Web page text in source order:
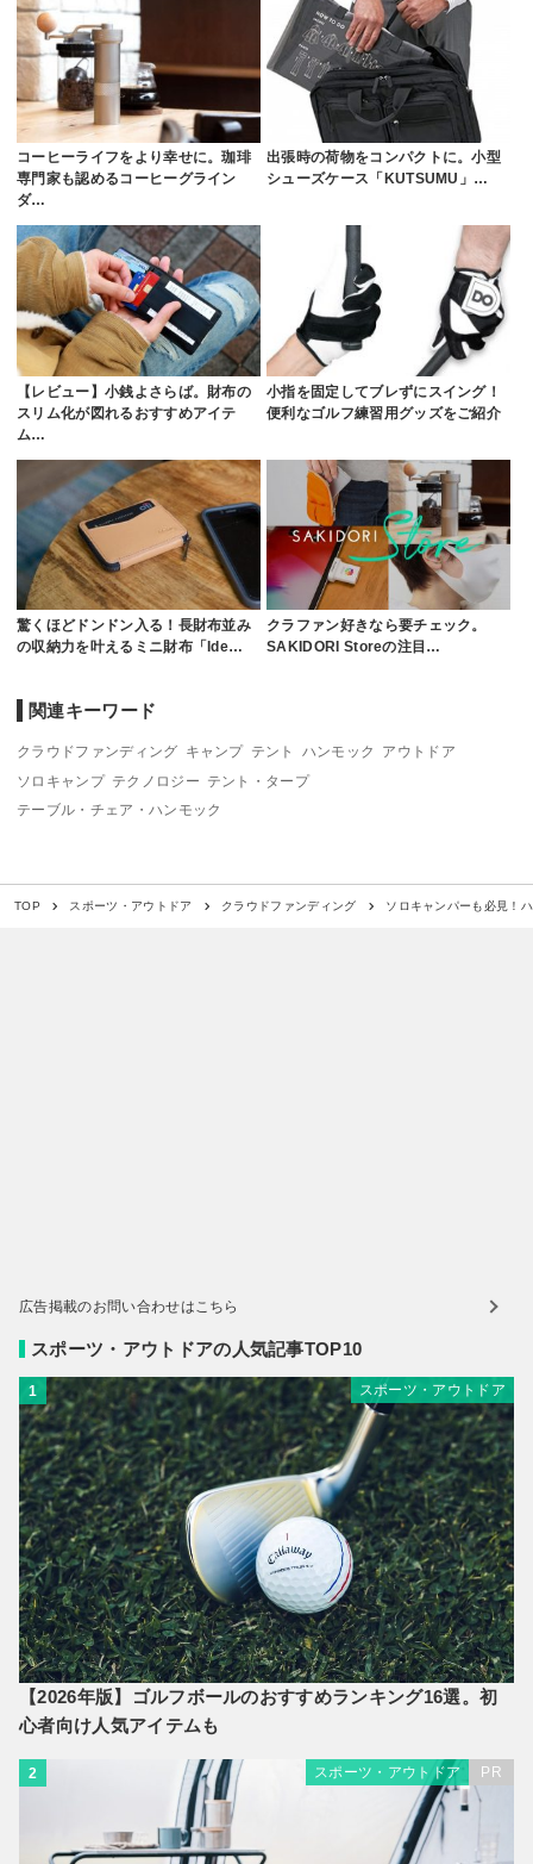
コーヒーライフをより幸せに。珈琲
専門家も認めるコーヒーグライン
ダ…
出張時の荷物をコンパクトに。小型
シューズケース「KUTSUMU」…
【レビュー】小銭よさらば。財布の
スリム化が図れるおすすめアイテ
ム…
小指を固定してブレずにスイング！
便利なゴルフ練習用グッズをご紹介
驚くほどドンドン入る！長財布並み
の収納力を叶えるミニ財布「Ide…
クラファン好きなら要チェック。
SAKIDORI Storeの注目…
関連キーワード
クラウドファンディング キャンプ テント ハンモック
アウトドア
ソロキャンプ テクノロジー テント・タープ
テーブル・チェア・ハンモック
TOP スポーツ・アウトドア クラウドファンディング ソロキャンパーも必見！
広告掲載のお問い合わせはこちら
スポーツ・アウトドアの人気記事TOP10
1 スポーツ・アウトドア
【2026年版】ゴルフボールのおすすめランキング16選。初
心者向け人気アイテムも
2 スポーツ・アウトドア PR